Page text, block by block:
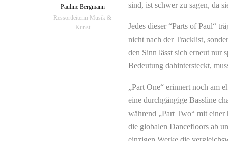
Pauline Bergmann
Ressortleiterin Musik &
Kunst
sind, ist schwer zu sagen, da
Jedes dieser “Parts of Paul“
nicht nach der Tracklist,
den Sinn lässt sich erneut nur
Bedeutung dahintersteckt,
„Part One“ erinnert noch am
eine durchgängige Bassline
während „Part Two“ mit
die globalen Dancefloors ab